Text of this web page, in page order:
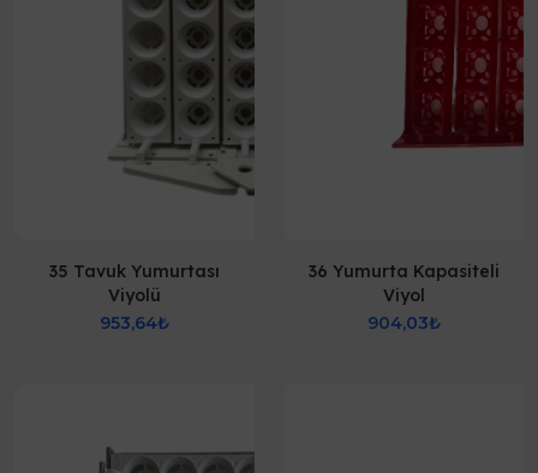
35 Tavuk Yumurtası
Viyolü
953,64₺
36 Yumurta Kapasiteli
Viyol
904,03₺